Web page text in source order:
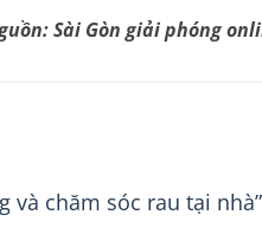
Sài Gòn giải phóng
và chăm sóc rau tại nhà”